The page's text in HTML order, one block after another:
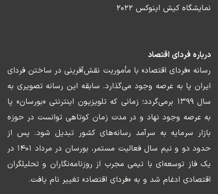
نمایشگاه کیش اینوکس ۲۰۲۲
درباره فردای اقتصاد
رسانه «فردای اقتصاد» با مأموریت نقش‌آفرینی در ساختن فردای
ایران پا به عرصه وجود می‌گذارد. سابقه این رسانه تصویری به
سال ۱۳۹۹ برمی‌گردد؛ زمانی که تلویزیون اینترنتی «بورسان» پا
به عرصه وجود نهاد و در مدت زمان کوتاهی توانست در حوزه
بازار سرمایه به سرآمد رسانه‌های کشور تبدیل شود. پس از
حدود دو و نیم سال فعالیت مستمر، بورسان در مرداد ۱۴۰۱ در
یک فاز توسعه‌ای با تیمی مجرب از روزنامه‌نگاران و تحلیلگران
اقتصادی ادغام شد و به «فردای اقتصاد» تغییر نام یافت.